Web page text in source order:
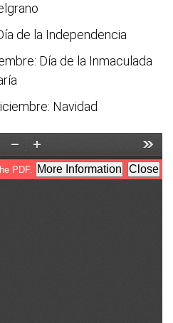
de la Independencia
Día de la Inmaculada
Navidad